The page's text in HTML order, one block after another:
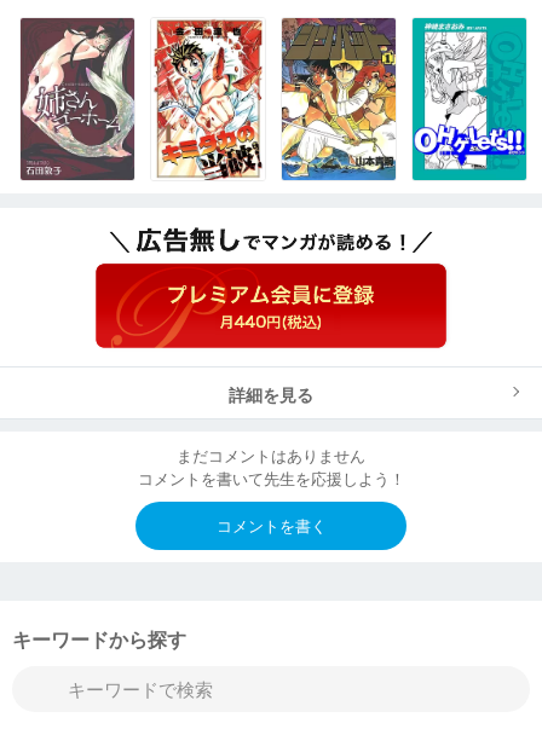
詳細を見る
まだコメントはありません
コメントを書いて先生を応援しよう！
コメントを書く
キーワードから探す